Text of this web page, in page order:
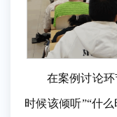
在案例讨论
时候该倾听”“什